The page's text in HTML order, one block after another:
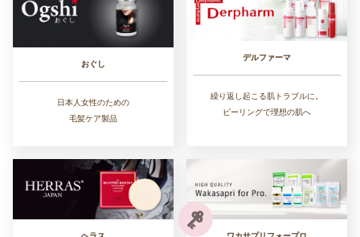
おぐし
日本人女性のための
毛髪ケア製品
デルファーマ
繰り返し起こる肌トラブルに。
ピーリングで理想の肌へ